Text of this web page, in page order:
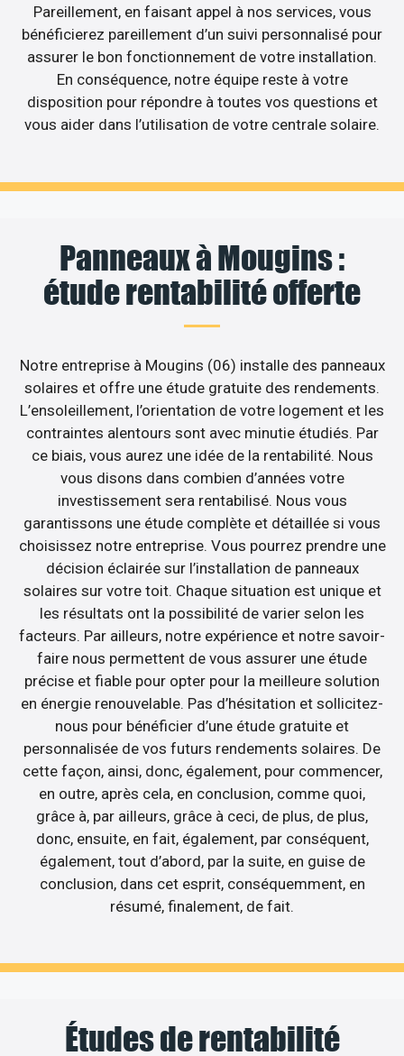
Pareillement, en faisant appel à nos services, vous
bénéficierez pareillement d’un suivi personnalisé pour
assurer le bon fonctionnement de votre installation.
En conséquence, notre équipe reste à votre
disposition pour répondre à toutes vos questions et
vous aider dans l’utilisation de votre centrale solaire.
Panneaux à Mougins :
étude rentabilité offerte
Notre entreprise à Mougins (06) installe des panneaux
solaires et offre une étude gratuite des rendements.
L’ensoleillement, l’orientation de votre logement et les
contraintes alentours sont avec minutie étudiés. Par
ce biais, vous aurez une idée de la rentabilité. Nous
vous disons dans combien d’années votre
investissement sera rentabilisé. Nous vous
garantissons une étude complète et détaillée si vous
choisissez notre entreprise. Vous pourrez prendre une
décision éclairée sur l’installation de panneaux
solaires sur votre toit. Chaque situation est unique et
les résultats ont la possibilité de varier selon les
facteurs. Par ailleurs, notre expérience et notre savoir-
faire nous permettent de vous assurer une étude
précise et fiable pour opter pour la meilleure solution
en énergie renouvelable. Pas d’hésitation et sollicitez-
nous pour bénéficier d’une étude gratuite et
personnalisée de vos futurs rendements solaires. De
cette façon, ainsi, donc, également, pour commencer,
en outre, après cela, en conclusion, comme quoi,
grâce à, par ailleurs, grâce à ceci, de plus, de plus,
donc, ensuite, en fait, également, par conséquent,
également, tout d’abord, par la suite, en guise de
conclusion, dans cet esprit, conséquemment, en
résumé, finalement, de fait.
Études de rentabilité